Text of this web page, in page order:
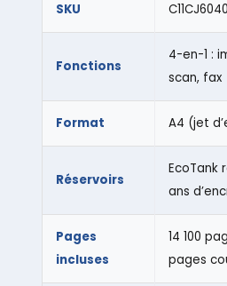
SKU
Fonctions
4-en-1 :
scan, fax
Format A4 (jet
Réservoirs
EcoTank
ans
Pages
incluses
14 100
pages